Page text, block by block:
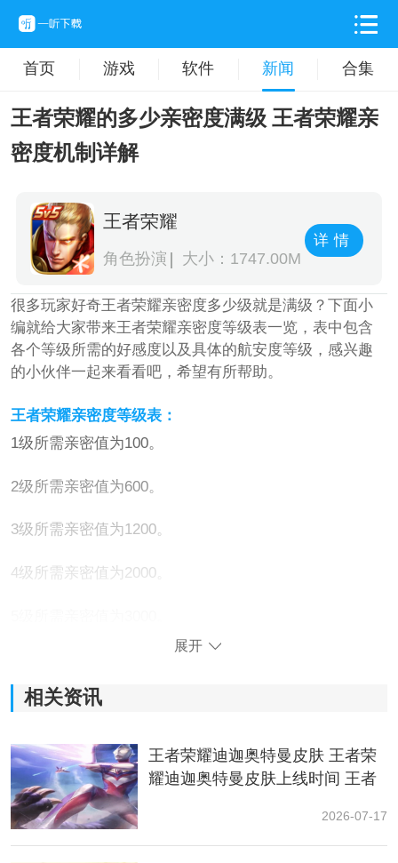
首页 游戏 软件 新闻 合集
王者荣耀的多少亲密度满级 王者荣耀亲
密度机制详解
王者荣耀
角色扮演 大小：1747.00M
详情
很多玩家好奇王者荣耀亲密度多少级就是满级？下面小
编就给大家带来王者荣耀亲密度等级表一览，表中包含
各个等级所需的好感度以及具体的航安度等级，感兴趣
的小伙伴一起来看看吧，希望有所帮助。
王者荣耀亲密度等级表：
1级所需亲密值为100。
2级所需亲密值为600。
3级所需亲密值为1200。
4级所需亲密值为2000。
7级所需亲密值为5000。
8级所需亲密值为6000。
展开
相关资讯
王者荣耀迪迦奥特曼皮肤 王者荣
耀迪迦奥特曼皮肤上线时间 王者
2026-07-17